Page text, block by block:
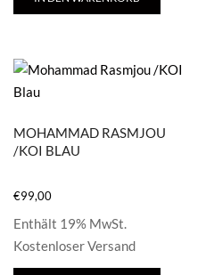
MOHAMMAD RASMJOU
/KOI BLAU
€99,00
Enthält 19% MwSt.
Kostenloser Versand